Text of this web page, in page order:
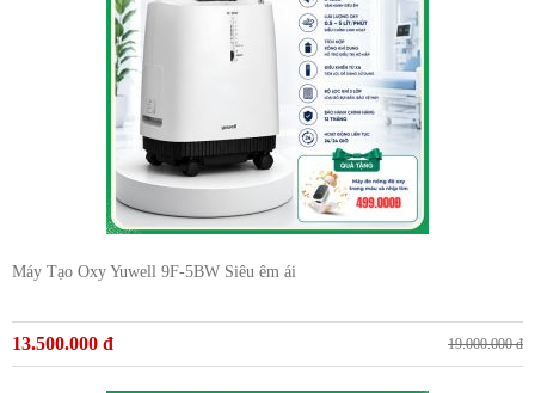
Máy Tạo Oxy Yuwell 9F-5BW Siêu êm ái
13.500.000 đ 19.000.000 đ